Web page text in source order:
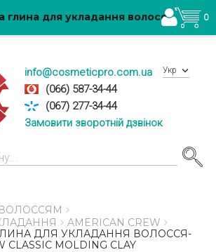
info@cosmeticpro.com.ua
(066) 587-34-44
(067) 277-34-44
Замовити зворотній дзвінок
Укр
0
AMERICAN CREW
ДЛЯ УКЛАДАННЯ ВОЛОССЯ-
CLASSIC MOLDING CLAY
Моделююча глина для укладання волосся-American Crew Classic Molding Clay купити в Україні